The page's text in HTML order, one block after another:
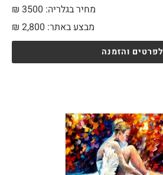
מחיר בגלריה: 3500 ₪
מבצע באתר:
₪ 2,800
לפרטים והזמנה